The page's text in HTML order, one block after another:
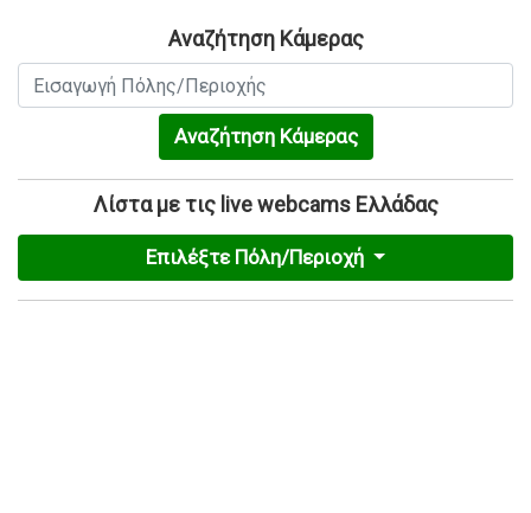
Αναζήτηση Κάμερας
Αναζήτηση Κάμερας
Λίστα με τις live webcams Ελλάδας
Επιλέξτε Πόλη/Περιοχή